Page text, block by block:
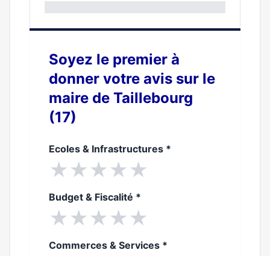
Soyez le premier à
donner votre avis sur le
maire de Taillebourg
(17)
Ecoles & Infrastructures *
★★★★★
Budget & Fiscalité *
★★★★★
Commerces & Services *